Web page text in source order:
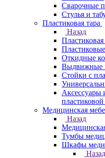
Сварочные
Стулья и
Пластиковая тара
Назад
Пластиковая
Откидные
Выдвижные
Стойки с
Аксессуары
Медицинская
Назад
Тумбы
Шкафы
Назад